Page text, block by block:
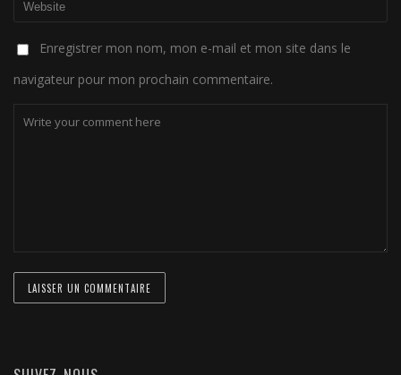
Enregistrer mon nom, mon e-mail et mon site dans le
navigateur pour mon prochain commentaire.